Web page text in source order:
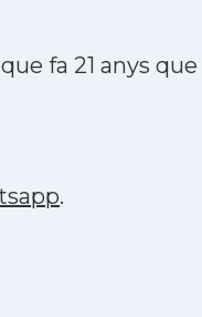
fa 21 anys
.